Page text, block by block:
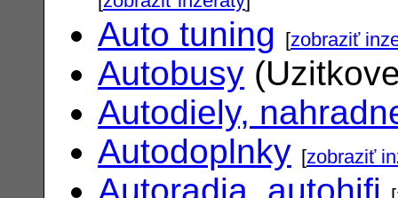
Auto tuning [zobraziť
Autobusy
Autodiely,
Autodoplnky [zobraziť